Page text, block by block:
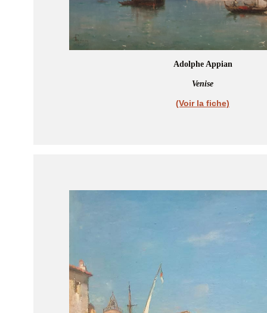
Adolphe Appian
Venise
(Voir la fiche)